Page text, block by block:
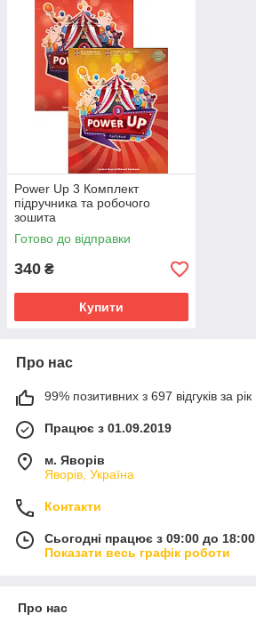
Power Up 3 Комплект
підручника та робочого
зошита
Готово до відправки
340 ₴
Купити
Про нас
99% позитивних з 697 відгуків за рік
Працює з 01.09.2019
м. Яворів
Яворів, Україна
Контакти
Сьогодні працює з 09:00 до 18:00
Показати весь графік роботи
Про нас